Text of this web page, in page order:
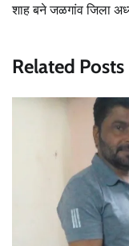
शाह बने जळगांव जिला
Related Posts